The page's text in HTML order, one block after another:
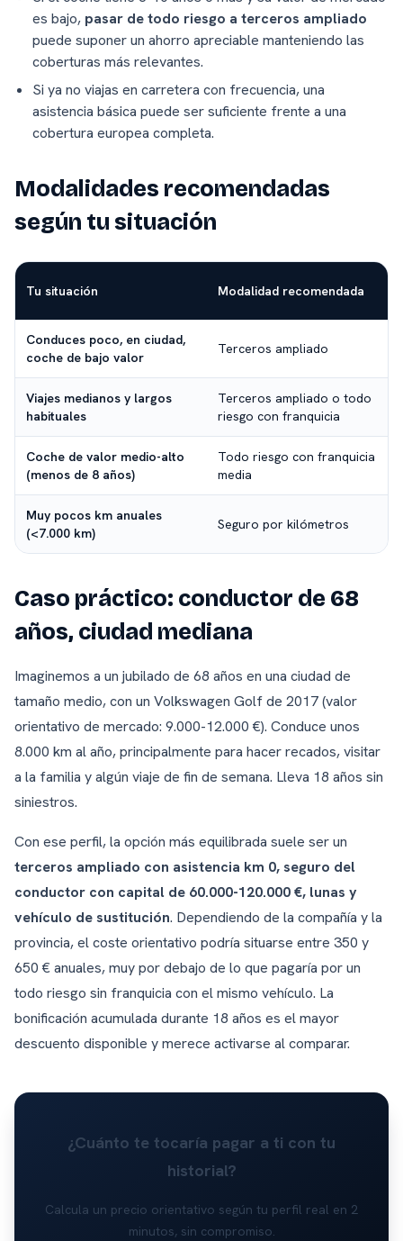
es bajo, pasar de todo riesgo a terceros ampliado
puede suponer un ahorro apreciable manteniendo las
coberturas más relevantes.
Si ya no viajas en carretera con frecuencia, una
asistencia básica puede ser suficiente frente a una
cobertura europea completa.
Modalidades recomendadas
según tu situación
Tu situación Modalidad recomendada
Conduces poco, en ciudad,
coche de bajo valor
Terceros ampliado
Viajes medianos y largos
habituales
Terceros ampliado o todo
riesgo con franquicia
Coche de valor medio-alto
(menos de 8 años)
Todo riesgo con franquicia
media
Muy pocos km anuales
(<7.000 km)
Seguro por kilómetros
Caso práctico: conductor de 68
años, ciudad mediana
Imaginemos a un jubilado de 68 años en una ciudad de
tamaño medio, con un Volkswagen Golf de 2017 (valor
orientativo de mercado: 9.000-12.000 €). Conduce unos
8.000 km al año, principalmente para hacer recados, visitar
a la familia y algún viaje de fin de semana. Lleva 18 años sin
siniestros.
Con ese perfil, la opción más equilibrada suele ser un
terceros ampliado con asistencia km 0, seguro del
conductor con capital de 60.000-120.000 €, lunas y
vehículo de sustitución. Dependiendo de la compañía y la
provincia, el coste orientativo podría situarse entre 350 y
650 € anuales, muy por debajo de lo que pagaría por un
todo riesgo sin franquicia con el mismo vehículo. La
bonificación acumulada durante 18 años es el mayor
descuento disponible y merece activarse al comparar.
¿Cuánto te tocaría pagar a ti con tu
historial?
Calcula un precio orientativo según tu perfil real en 2
minutos, sin compromiso.